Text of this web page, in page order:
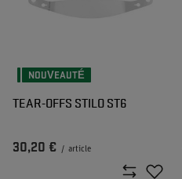
NOUVEAUTÉ
TEAR-OFFS STILO ST6
30,20 € / article